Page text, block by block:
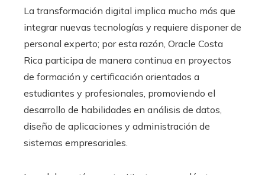
La transformación digital implica mucho más que
integrar nuevas tecnologías y requiere disponer de
personal experto; por esta razón, Oracle Costa
Rica participa de manera continua en proyectos
de formación y certificación orientados a
estudiantes y profesionales, promoviendo el
desarrollo de habilidades en análisis de datos,
diseño de aplicaciones y administración de
sistemas empresariales.